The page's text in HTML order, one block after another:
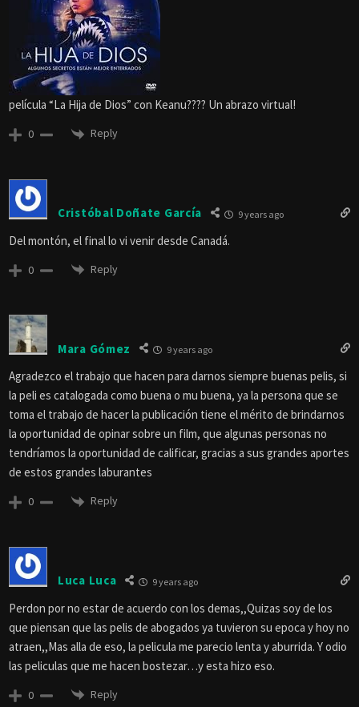
película “La Hija de Dios” con Keanu???? Un abrazo virtual!
0 Reply
Cristóbal Doñate García 9 years ago
Del montón, el final lo vi venir desde Canadá.
0 Reply
Mara Gómez 9 years ago
Agradezco el trabajo que hacen para darnos siempre buenas pelis, si
la peli es catalogada como buena o mu buena, ya la persona que se
toma el trabajo de hacer la publicación tiene el mérito de brindarnos
la oportunidad de opinar sobre un film, que algunas personas no
tendríamos la oportunidad de calificar, gracias a sus grandes aportes
de estos grandes laburantes
0 Reply
Luca Luca 9 years ago
Perdon por no estar de acuerdo con los demas,,Quizas soy de los
que piensan que las pelis de abogados ya tuvieron su epoca y hoy no
atraen,,Mas alla de eso, la pelicula me parecio lenta y aburrida. Y odio
las peliculas que me hacen bostezar…y esta hizo eso.
0 Reply